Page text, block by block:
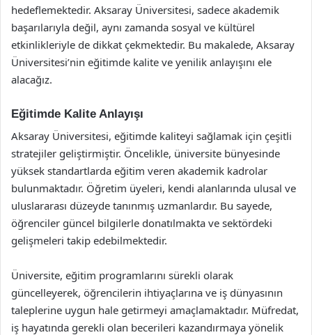
hedeflemektedir. Aksaray Üniversitesi, sadece akademik
başarılarıyla değil, aynı zamanda sosyal ve kültürel
etkinlikleriyle de dikkat çekmektedir. Bu makalede, Aksaray
Üniversitesi’nin eğitimde kalite ve yenilik anlayışını ele
alacağız.
Eğitimde Kalite Anlayışı
Aksaray Üniversitesi, eğitimde kaliteyi sağlamak için çeşitli
stratejiler geliştirmiştir. Öncelikle, üniversite bünyesinde
yüksek standartlarda eğitim veren akademik kadrolar
bulunmaktadır. Öğretim üyeleri, kendi alanlarında ulusal ve
uluslararası düzeyde tanınmış uzmanlardır. Bu sayede,
öğrenciler güncel bilgilerle donatılmakta ve sektördeki
gelişmeleri takip edebilmektedir.
Üniversite, eğitim programlarını sürekli olarak
güncelleyerek, öğrencilerin ihtiyaçlarına ve iş dünyasının
taleplerine uygun hale getirmeyi amaçlamaktadır. Müfredat,
iş hayatında gerekli olan becerileri kazandırmaya yönelik